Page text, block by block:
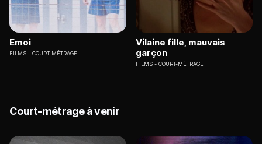
Emoi
FILMS COURT-MÉTRAGE
Vilaine fille, mauvais
garçon
FILMS COURT-MÉTRAGE
Court-métrage à venir